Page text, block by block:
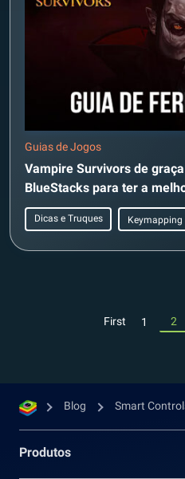
Guias de Jogos
Vampire Survivors de
BlueStacks para ter a
Dicas e Truques Keymapping
First 1 2
Blog Smart
Produtos